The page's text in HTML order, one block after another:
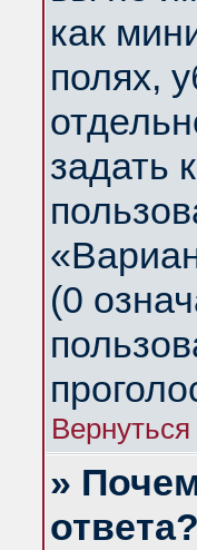
как
полях,
задать
(0
»
ответа?